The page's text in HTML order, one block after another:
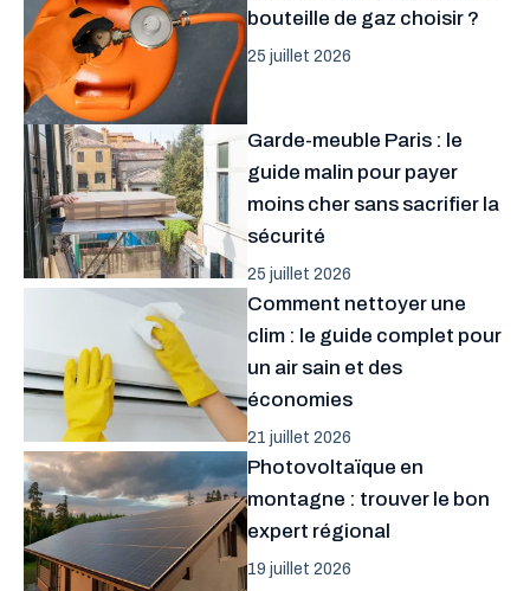
bouteille de gaz choisir ?
25 juillet 2026
Garde-meuble Paris : le
guide malin pour payer
moins cher sans sacrifier la
sécurité
25 juillet 2026
Comment nettoyer une
clim : le guide complet pour
un air sain et des
économies
21 juillet 2026
Photovoltaïque en
montagne : trouver le bon
expert régional
19 juillet 2026